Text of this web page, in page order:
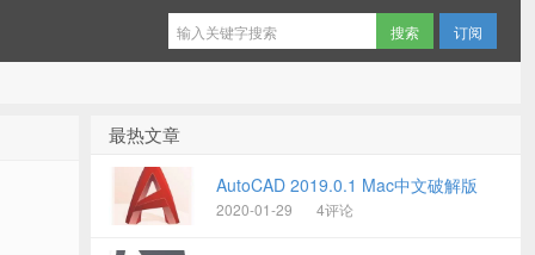
订阅
最热文章
AutoCAD 2019.0.1 Mac中文破解版
2020-01-29 4评论